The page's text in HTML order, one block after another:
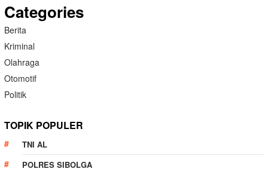
Categories
Berita
Kriminal
Olahraga
Otomotif
Politik
TOPIK POPULER
TNI AL
POLRES SIBOLGA